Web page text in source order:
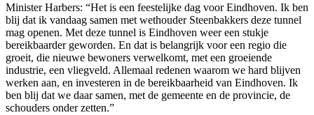
Minister Harbers: “Het is een feestelijke dag voor Eindhoven. Ik ben
blij dat ik vandaag samen met wethouder Steenbakkers deze tunnel
mag openen. Met deze tunnel is Eindhoven weer een stukje
bereikbaarder geworden. En dat is belangrijk voor een regio die
groeit, die nieuwe bewoners verwelkomt, met een groeiende
industrie, een vliegveld. Allemaal redenen waarom we hard blijven
werken aan, en investeren in de bereikbaarheid van Eindhoven. Ik
ben blij dat we daar samen, met de gemeente en de provincie, de
schouders onder zetten.”